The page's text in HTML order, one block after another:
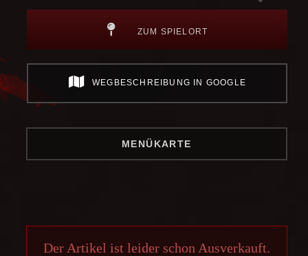
ZUM SPIELORT
WEGBESCHREIBUNG IN GOOGLE
MENÜKARTE
Der Artikel ist leider schon Ausverkauft.